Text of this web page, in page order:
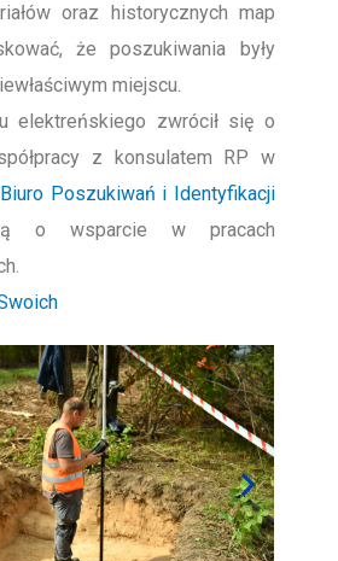
oraz historycznych map
że poszukiwania były
miejscu.
elektreńskiego zwrócił się o
z konsulatem RP w
Biuro Poszukiwań i Identyfikacji
o wsparcie w pracach